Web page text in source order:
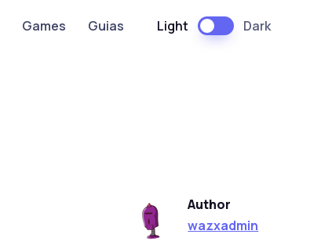
Games Guias Light Dark
Author
wazxadmin